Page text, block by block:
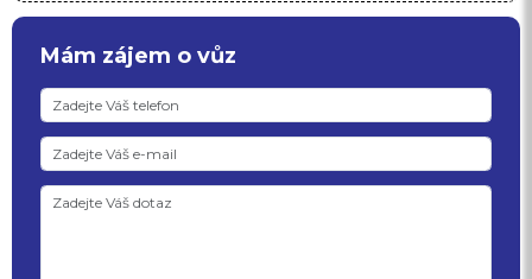
Mám zájem o vůz